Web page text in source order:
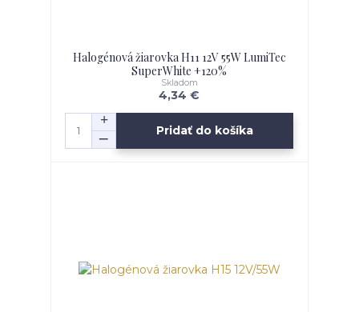
Halogénová žiarovka H11 12V 55W LumiTec
SuperWhite +120%
4,34 €
Skladom
Pridať do košíka